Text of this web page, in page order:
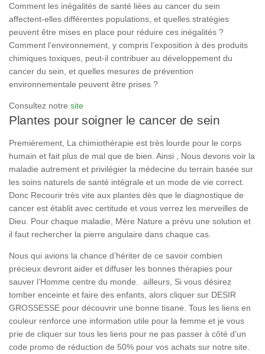
Comment les inégalités de santé liées au cancer du sein
affectent-elles différentes populations, et quelles stratégies
peuvent être mises en place pour réduire ces inégalités ?
Comment l’environnement, y compris l’exposition à des produits
chimiques toxiques, peut-il contribuer au développement du
cancer du sein, et quelles mesures de prévention
environnementale peuvent être prises ?
Consultez notre site
Plantes pour soigner le cancer de sein
Premièrement, La chimiothérapie est très lourde pour le corps
humain et fait plus de mal que de bien. Ainsi , Nous devons voir la
maladie autrement et privilégier la médecine du terrain basée sur
les soins naturels de santé intégrale et un mode de vie correct.
Donc Recourir très vite aux plantes dès que le diagnostique de
cancer est établit avec certitude et vous verrez les merveilles de
Dieu. Pour chaque maladie, Mère Nature a prévu une solution et
il faut rechercher la pierre angulaire dans chaque cas.
Nous qui avions la chance d’hériter de ce savoir combien
précieux devront aider et diffuser les bonnes thérapies pour
sauver l’Homme centre du monde. ailleurs, Si vous désirez
tomber enceinte et faire des enfants, alors cliquer sur DESIR
GROSSESSE pour découvrir une bonne tisane. Tous les liens en
couleur renforce une information utile pour la femme et je vous
prie de cliquer sur tous les liens pour ne pas passer à côté d’un
code promo de réduction de 50% pour vos achats sur notre site.